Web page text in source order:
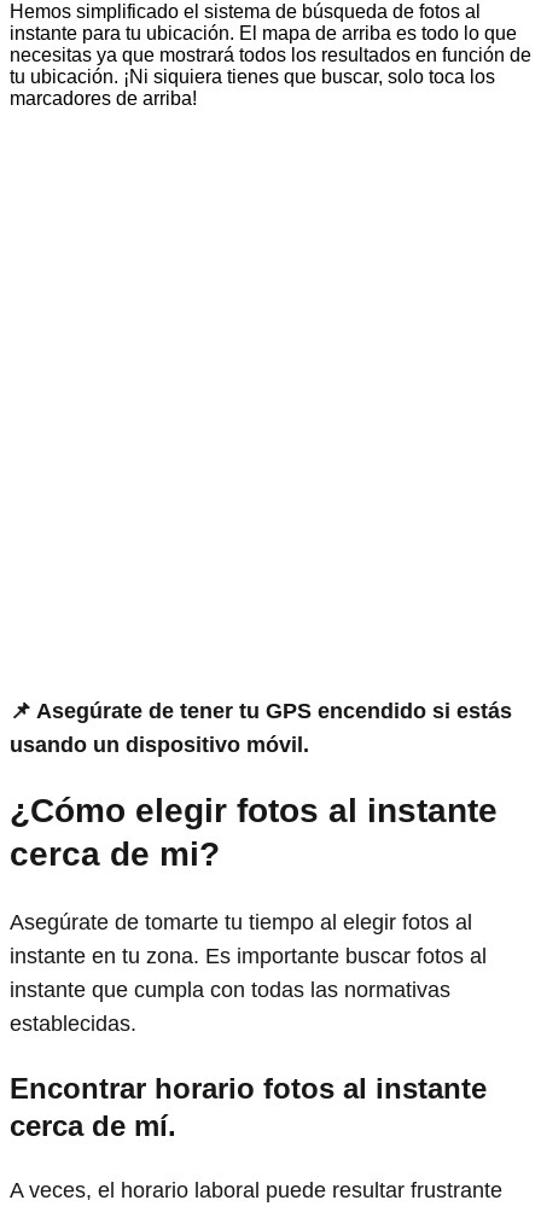
Hemos simplificado el sistema de búsqueda de fotos al
instante para tu ubicación. El mapa de arriba es todo lo que
necesitas ya que mostrará todos los resultados en función de
tu ubicación. ¡Ni siquiera tienes que buscar, solo toca los
marcadores de arriba!
📌 Asegúrate de tener tu GPS encendido si estás
usando un dispositivo móvil.
¿Cómo elegir fotos al instante
cerca de mi?
Asegúrate de tomarte tu tiempo al elegir fotos al
instante en tu zona. Es importante buscar fotos al
instante que cumpla con todas las normativas
establecidas.
Encontrar horario fotos al instante
cerca de mí.
A veces, el horario laboral puede resultar frustrante